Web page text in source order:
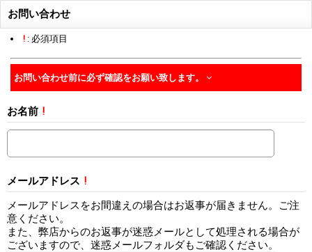
お問い合わせ
! : 必須項目
お問い合わせ前に必ず確認をお願い致します。
お名前 !
メールアドレス !
メールアドレスをお間違えの場合はお返事が届きません。ご注
意ください。
また、弊店からのお返事が迷惑メールとして処理される場合が
ございますので、迷惑メールフォルダもご確認ください。